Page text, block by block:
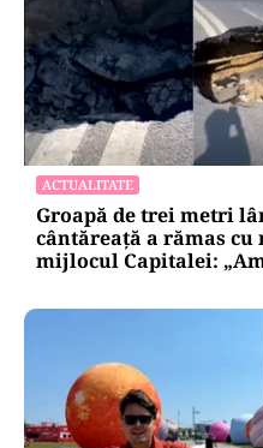
ACTUALITATE
Groapă de trei metri
cântăreață a rămas
mijlocul Capitalei: